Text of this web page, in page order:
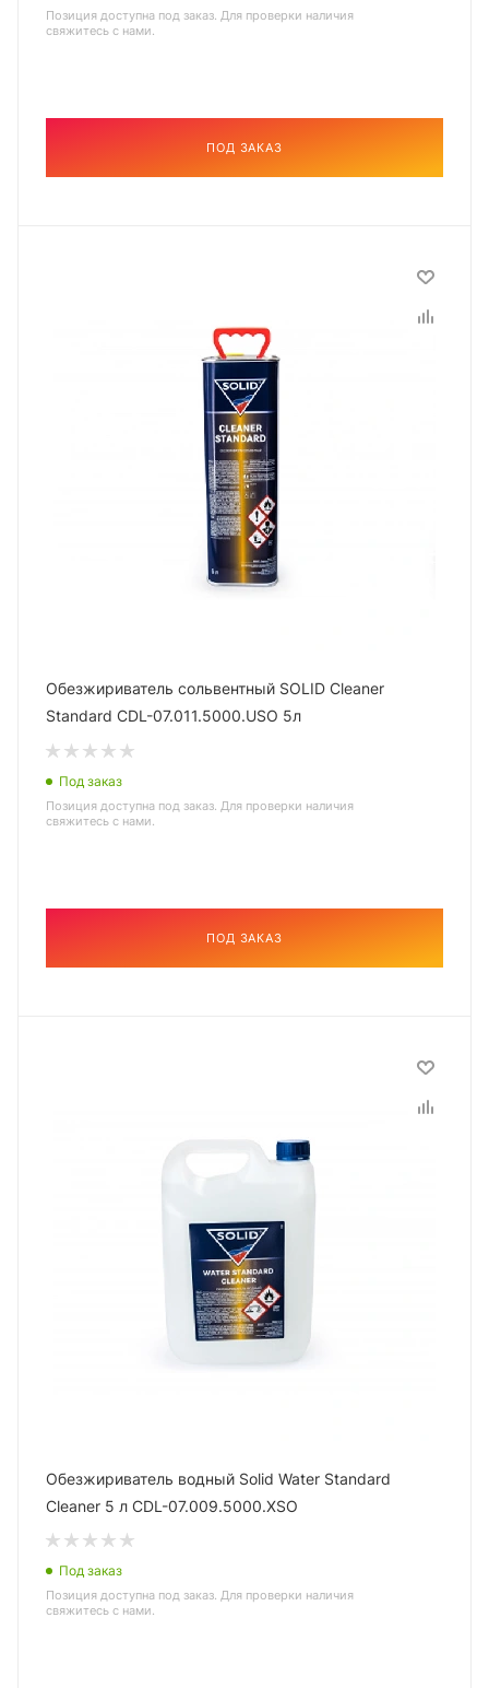
Позиция доступна под заказ. Для проверки наличия
свяжитесь с нами.
ПОД ЗАКАЗ
Обезжириватель сольвентный SOLID Cleaner
Standard CDL-07.011.5000.USO 5л
Под заказ
Позиция доступна под заказ. Для проверки наличия
свяжитесь с нами.
ПОД ЗАКАЗ
Обезжириватель водный Solid Water Standard
Cleaner 5 л CDL-07.009.5000.XSO
Под заказ
Позиция доступна под заказ. Для проверки наличия
свяжитесь с нами.